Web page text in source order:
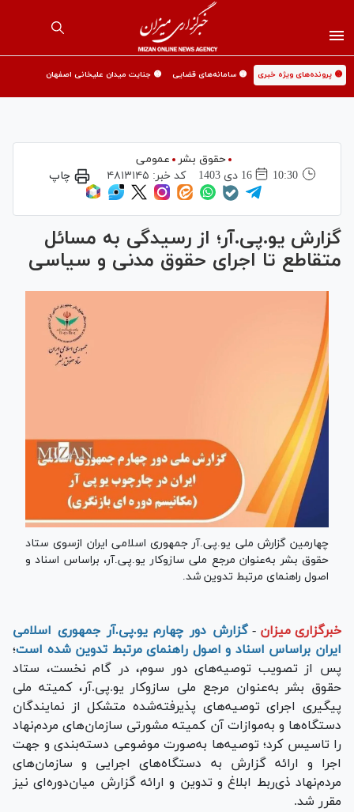
🟡 پرونده‌های ویژه خبری 🟡 سامانه‌های قضایی 🟡 جنایت میدان علیخانی اصفهان
حقوق بشر
عمومی
10:30
16 دی 1403 کد خبر: ۴۸۱۳۱۴۵ چاپ
گزارش یو.پی.آر؛ از رسیدگی به مسائل
متقاطع تا اجرای حقوق مدنی و سیاسی
چهارمین گزارش ملی یو.پی.آر جمهوری اسلامی ایران ازسوی ستاد
حقوق بشر به‌عنوان مرجع ملی سازوکار یو.پی.آر، براساس اسناد و
اصول راهنمای مرتبط تدوین شد.
خبرگزاری میزان - گزارش دور چهارم یو.پی.آر جمهوری اسلامی
ایران براساس اسناد و اصول راهنمای مرتبط تدوین شده است؛
پس از تصویب توصیه‌های دور سوم، در گام نخست، ستاد
حقوق بشر به‌عنوان مرجع ملی سازوکار یو.پی.آر، کمیته ملی
پیگیری اجرای توصیه‌های پذیرفته‌شده متشکل از نمایندگان
دستگاه‌ها و به‌موازات آن کمیته مشورتی سازمان‌های مردم‌نهاد
را تاسیس کرد؛ توصیه‌ها به‌صورت موضوعی دسته‌بندی و جهت
اجرا و ارائه گزارش به دستگاه‌های اجرایی و سازمان‌های
مردم‌نهاد ذی‌ربط ابلاغ و تدوین و ارائه گزارش میان‌دوره‌ای نیز
مقرر شد.